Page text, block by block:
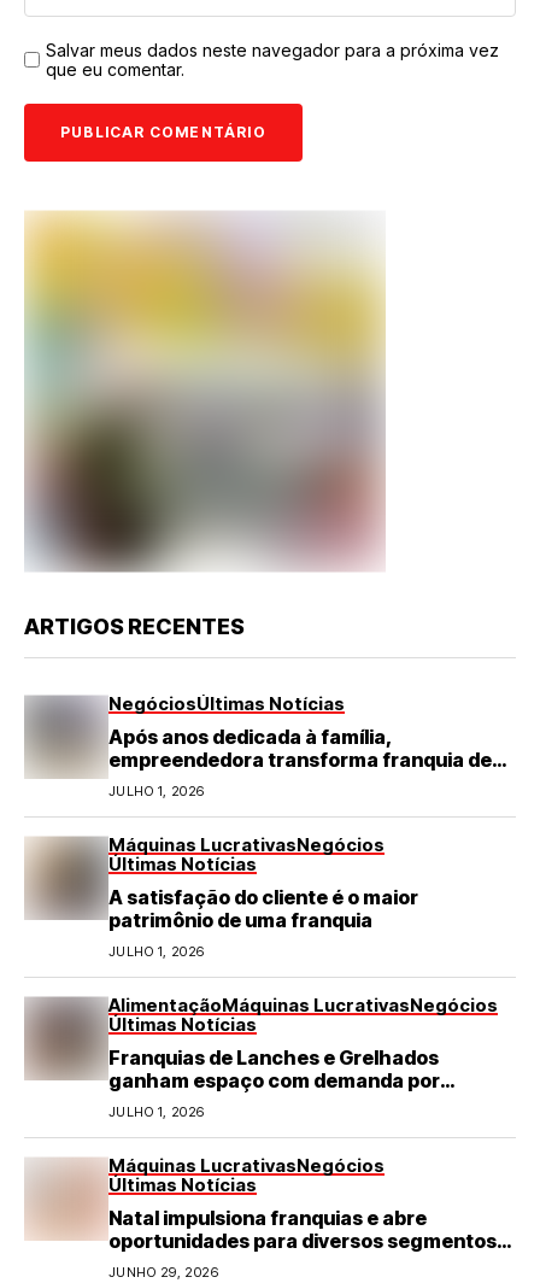
Salvar meus dados neste navegador para a próxima vez
que eu comentar.
ARTIGOS RECENTES
NegóciosÚltimas Notícias
Após anos dedicada à família,
empreendedora transforma franquia de
turismo em negócio de destaque no RN
JULHO 1, 2026
Máquinas LucrativasNegócios
Últimas Notícias
A satisfação do cliente é o maior
patrimônio de uma franquia
JULHO 1, 2026
AlimentaçãoMáquinas LucrativasNegócios
Últimas Notícias
Franquias de Lanches e Grelhados
ganham espaço com demanda por
refeições rápidas e de qualidade
JULHO 1, 2026
Máquinas LucrativasNegócios
Últimas Notícias
Natal impulsiona franquias e abre
oportunidades para diversos segmentos
do varejo
JUNHO 29, 2026